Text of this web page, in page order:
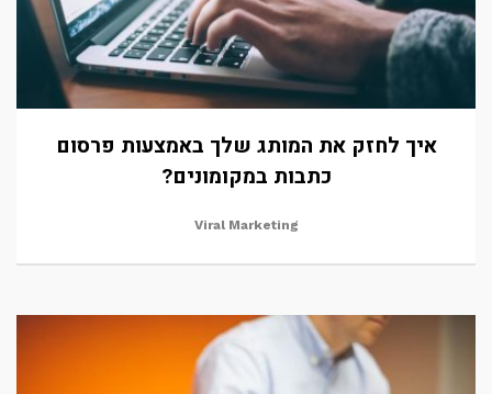
איך לחזק את המותג שלך באמצעות פרסום
כתבות במקומונים?
Viral Marketing